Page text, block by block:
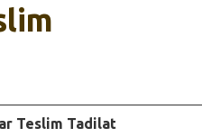
Teslim Tadilat